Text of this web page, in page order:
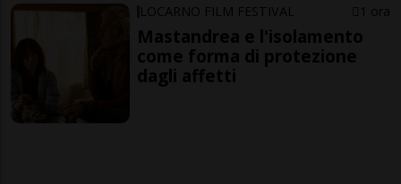
LOCARNO FILM FESTIVAL 1 ora
Mastandrea e l'isolamento
come forma di protezione
dagli affetti